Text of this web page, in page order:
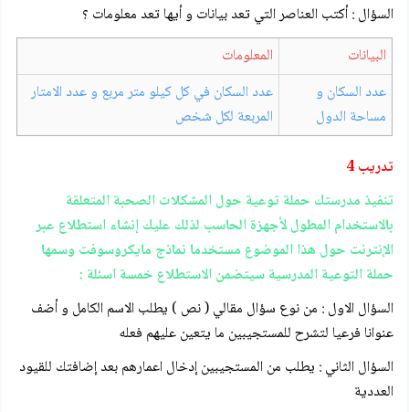
السؤال : أكتب العناصر التي تعد بيانات و أيها تعد معلومات ؟
البيانات
المعلومات
عدد السكان و
مساحة الدول
عدد السكان في كل كيلو متر مربع و عدد الامتار
المربعة لكل شخص
تدريب 4
تنفيذ مدرستك حملة توعية حول المشكلات الصحبة المتعلقة
بالاستخدام المطول لأجهزة الحاسب لذلك عليك إنشاء استطلاع عبر
الإنترنت حول هذا الموضوع مستخدما نماذج مايكروسوفت وسمها
حملة التوعية المدرسية سيتضمن الاستطلاع خمسة اسئلة :
السؤال الاول : من نوع سؤال مقالي ( نص ) يطلب الاسم الكامل و أضف
عنوانا فرعيا لتشرح للمستجيبين ما يتعين عليهم فعله
السؤال الثاني : يطلب من المستجيبين إدخال اعمارهم بعد إضافتك للقيود
العددية